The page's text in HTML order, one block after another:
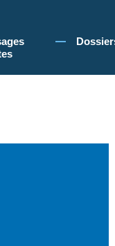
cookies pour vous